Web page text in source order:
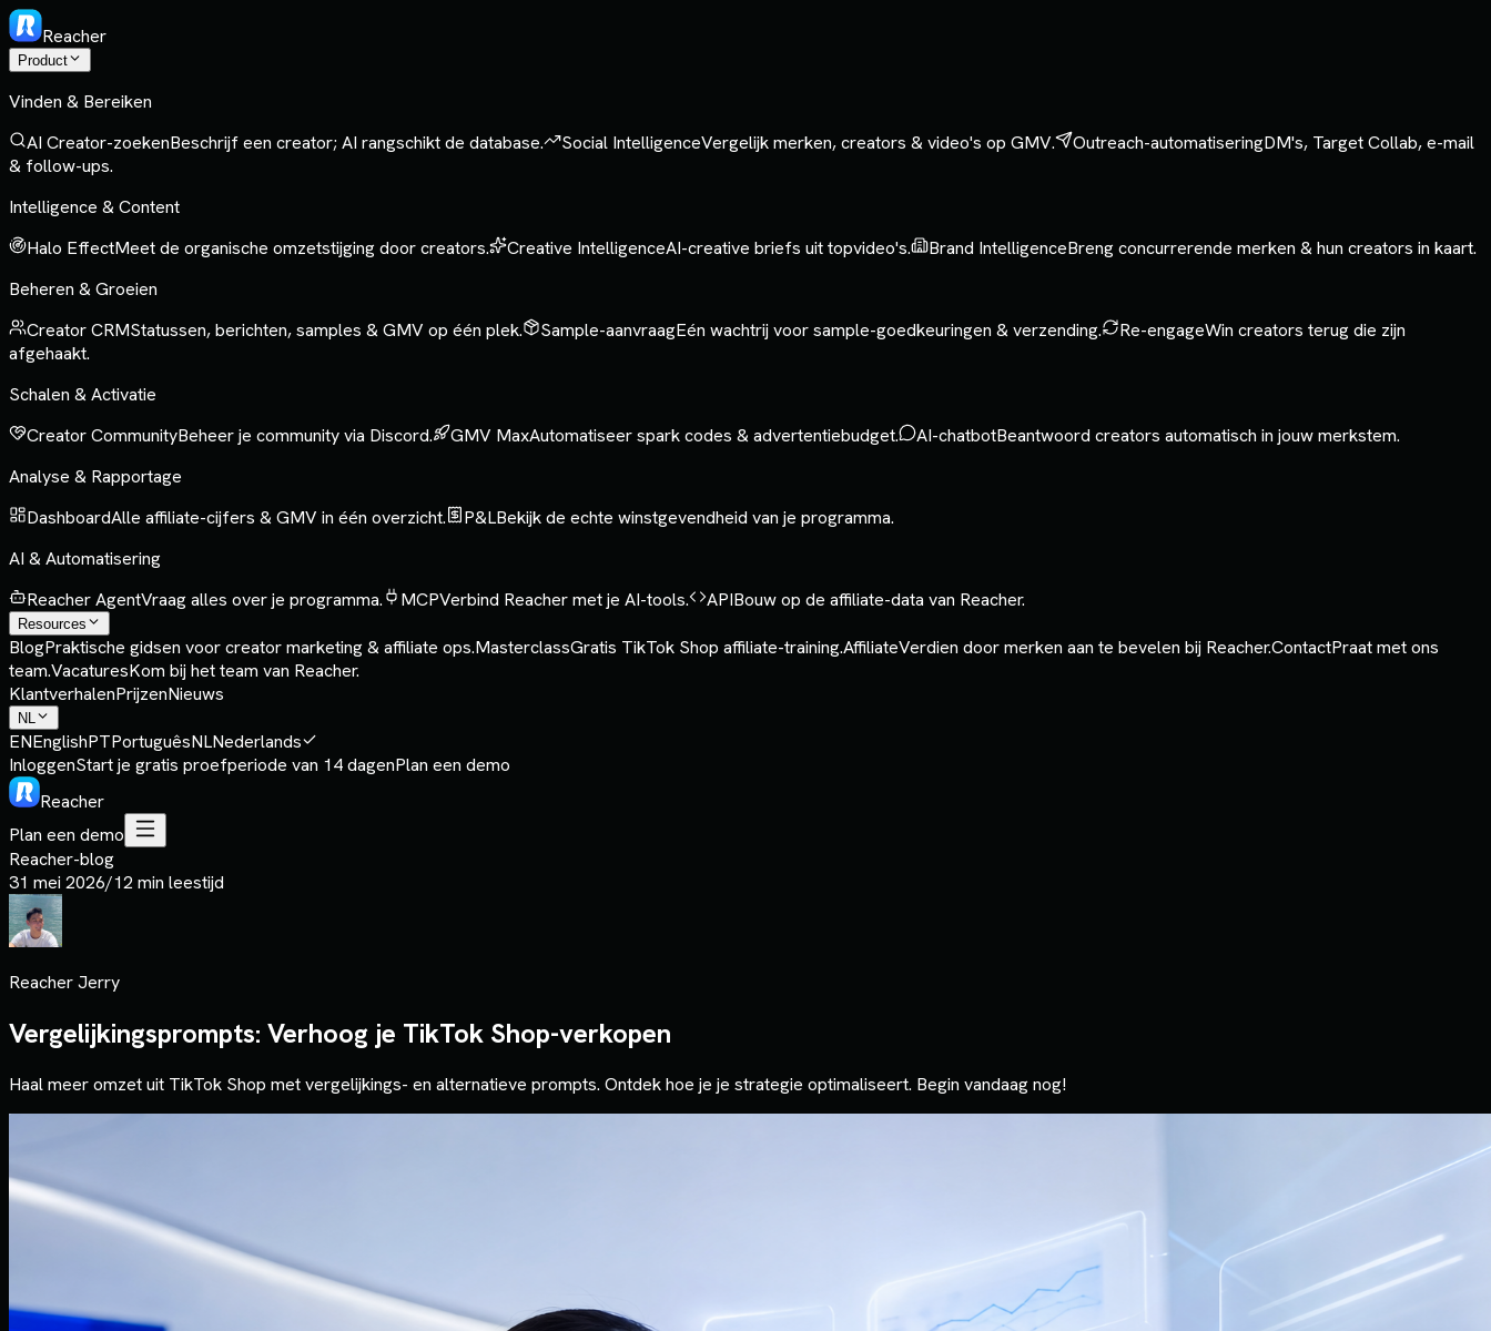
Reacher
Product
Vinden & Bereiken
AI Creator-zoekenBeschrijf een creator; AI rangschikt de database. Social IntelligenceVergelijk merken, creators & video's op GMV. Outreach-automatiseringDM's, Target Collab, e-mail
& follow-ups.
Intelligence & Content
Halo EffectMeet de organische omzetstijging door creators. Creative IntelligenceAI-creative briefs uit topvideo's. Brand IntelligenceBreng concurrerende merken & hun creators in kaart.
Beheren & Groeien
Creator CRMStatussen, berichten, samples & GMV op één plek. Sample-aanvraagEén wachtrij voor sample-goedkeuringen & verzending. Re-engageWin creators terug die zijn
afgehaakt.
Schalen & Activatie
Creator CommunityBeheer je community via Discord. GMV MaxAutomatiseer spark codes & advertentiebudget. AI-chatbotBeantwoord creators automatisch in jouw merkstem.
Analyse & Rapportage
DashboardAlle affiliate-cijfers & GMV in één overzicht. P&LBekijk de echte winstgevendheid van je programma.
AI & Automatisering
Reacher AgentVraag alles over je programma. MCPVerbind Reacher met je AI-tools. APIBouw op de affiliate-data van Reacher.
Resources
BlogPraktische gidsen voor creator marketing & affiliate ops.MasterclassGratis TikTok Shop affiliate-training.AffiliateVerdien door merken aan te bevelen bij Reacher.ContactPraat met ons
team.VacaturesKom bij het team van Reacher.
KlantverhalenPrijzenNieuws
NL
ENEnglishPTPortuguêsNLNederlands
InloggenStart je gratis proefperiode van 14 dagenPlan een demo
Reacher
Plan een demo
Reacher-blog
31 mei 2026/12 min leestijd
Reacher Jerry
Vergelijkingsprompts: Verhoog je TikTok Shop-verkopen
Haal meer omzet uit TikTok Shop met vergelijkings- en alternatieve prompts. Ontdek hoe je je strategie optimaliseert. Begin vandaag nog!